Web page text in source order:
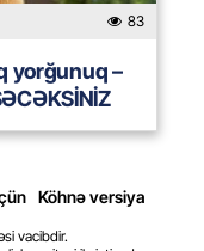
83
yorğunuq –
Köhnə versiya
vacibdir.